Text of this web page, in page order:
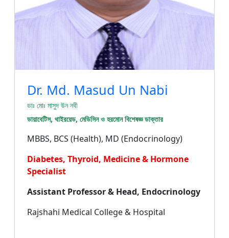
Dr. Md. Masud Un Nabi
ডাঃ মোঃ মাসুদ উন নবী
ডায়াবেটিস, থাইরয়েড, মেডিসিন ও হরমোন বিশেষজ্ঞ ডাক্তার
MBBS, BCS (Health), MD (Endocrinology)
Diabetes, Thyroid, Medicine & Hormone
Specialist
Assistant Professor & Head, Endocrinology
Rajshahi Medical College & Hospital